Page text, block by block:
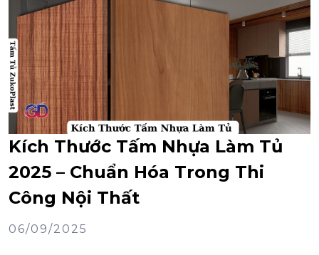
Kích Thước Tấm Nhựa Làm Tủ
2025 – Chuẩn Hóa Trong Thi
Công Nội Thất
06/09/2025